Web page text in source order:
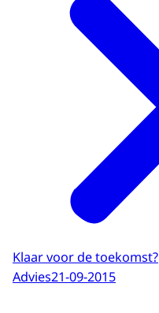
Klaar voor de toekomst?
Advies21-09-2015